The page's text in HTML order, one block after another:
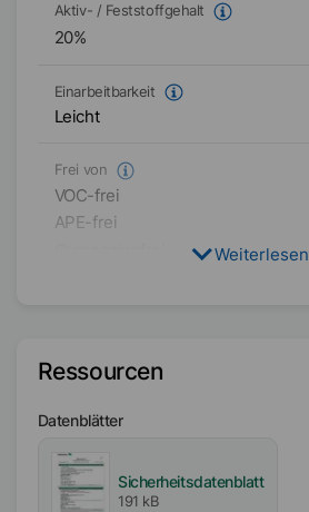
Aktiv- / Feststoffgehalt
20%
Einarbeitbarkeit
Leicht
Frei von
VOC-frei
APE-frei
Amerika
Asien/Ozeanien
Weiterlesen
Ressourcen
Datenblätter
Sicherheitsdatenblatt
191 kB